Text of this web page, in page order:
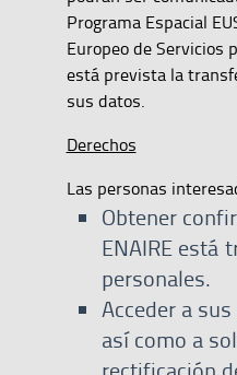
Programa Espacial
Europeo de Servicios
está prevista la
sus datos.
Derechos
Las personas
Obtener
ENAIRE está
personales.
Acceder a
así como a